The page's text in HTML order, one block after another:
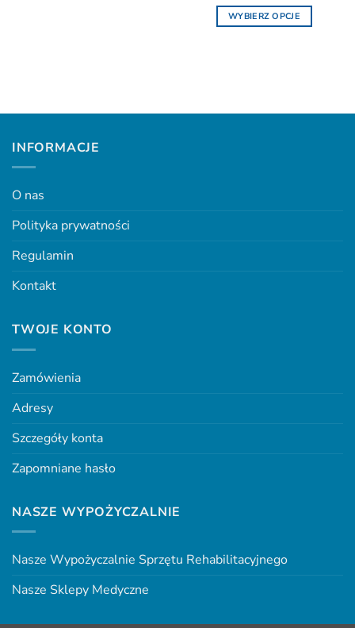
wybrać
stronie
WYBIERZ OPCJE
Opcje
INFORMACJE
O nas
Polityka prywatności
Regulamin
Kontakt
TWOJE KONTO
Zamówienia
Adresy
Szczegóły konta
Zapomniane hasło
NASZE WYPOŻYCZALNIE
Nasze Wypożyczalnie Sprzętu Rehabilitacyjnego
Nasze Sklepy Medyczne